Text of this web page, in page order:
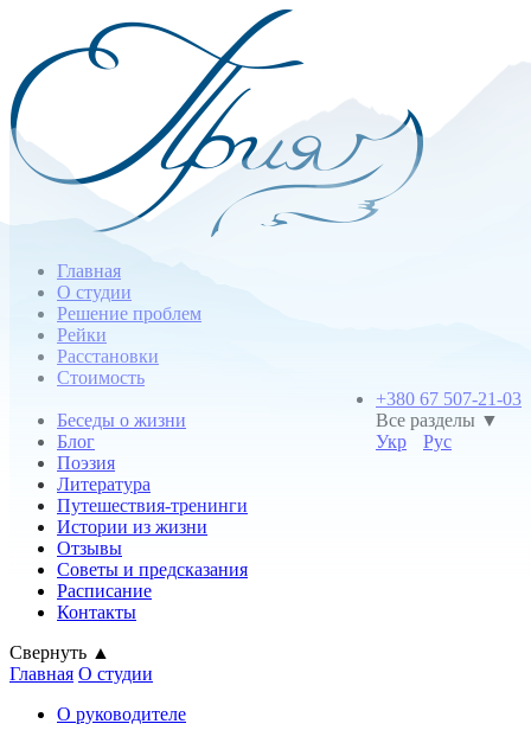
Главная
О студии
Решение проблем
Рейки
Расстановки
Стоимость
+380 67 507-21-03
Все разделы ▼
Укр
Рус
Беседы о жизни
Блог
Поэзия
Литература
Путешествия-тренинги
Истории из жизни
Отзывы
Советы и предсказания
Расписание
Контакты
Свернуть ▲
Главная О студии
О руководителе